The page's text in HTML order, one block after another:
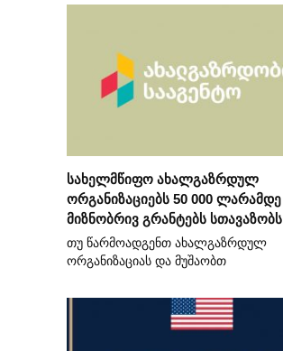
სახელმწიფო ახალგაზრდულ
ორგანიზაციებს 50 000 ლარამდე
მიზნობრივ გრანტებს სთავაზობს
თუ წარმოადგენთ ახალგაზრდულ
ორგანიზაციას და მუშაობთ